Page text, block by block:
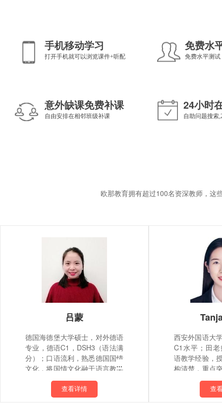
手机移动学习
打开手机就可以浏览课件+听配
免费水
免费水平测
意外缺课免费补课
自由安排在相邻班级补课
24小时
自助问题搜索
欧那教育拥有超过100名资深教师，这
吕蒙
德国海德堡大学硕士，对外德语
专业，德语C1，DSH3（语法满
分）；口语流利，熟悉德国国情
文化，将国情文化融于语言教学
中；教学经验丰富，授课条理清
晰、严谨细心，善于总结规则；
注重口语表达，善于引导学员、
查看详情
西安外国语大
C1水平；田
语教学经验，
构清楚，重点
导，擅长用通
难点，化难为
愉快的氛围中
查